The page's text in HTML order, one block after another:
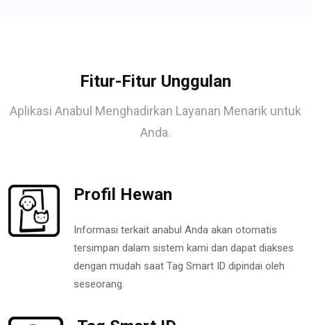
Fitur-Fitur Unggulan
Aplikasi Anabul Menghadirkan Layanan Menarik untuk
Anda.
Profil Hewan
Informasi terkait anabul Anda akan otomatis
tersimpan dalam sistem kami dan dapat diakses
dengan mudah saat Tag Smart ID dipindai oleh
seseorang.